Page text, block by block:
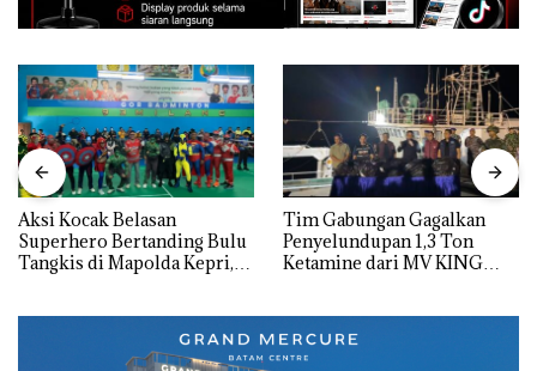
Aksi Kocak Belasan
Superhero Bertanding Bulu
Tangkis di Mapolda Kepri,
Tim Gabungan Gagalkan
Penyelundupan 1,3 Ton
Ketamine dari MV KING